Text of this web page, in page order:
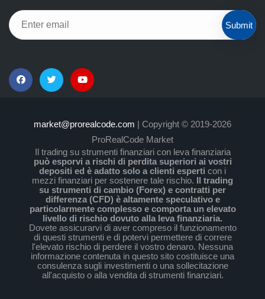
Submit
market@prorealcode.com | Copyright © 2019-2026
ProRealCode Market
Il trading su strumenti finanziari con leva finanziaria
può esporvi a rischi di perdita superiori ai vostri
depositi ed è adatto solo a clienti esperti con i
mezzi finanziari per sostenere tale rischio. Il trading
su strumenti di cambio (Forex) e contratti per
differenza (CFD) è altamente speculativo e
particolarmente complesso e comporta un elevato
livello di rischio dovuto alla leva finanziaria.
Dovete assicurarvi di aver compreso il funzionamento
di questi strumenti e di potervi permettere di correre
l'elevato rischio di perdere il vostro denaro. Nessuna
informazione contenuta in questo sito costituisce una
consulenza sugli investimenti o una sollecitazione
all'acquisto o alla vendita di strumenti finanziari.